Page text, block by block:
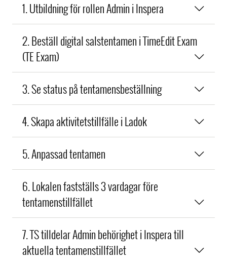
1. Utbildning för rollen Admin i Inspera
2. Beställ digital salstentamen i TimeEdit Exam
(TE Exam)
3. Se status på tentamensbeställning
4. Skapa aktivitetstillfälle i Ladok
5. Anpassad tentamen
6. Lokalen fastställs 3 vardagar före
tentamenstillfället
7. TS tilldelar Admin behörighet i Inspera till
aktuella tentamenstillfället